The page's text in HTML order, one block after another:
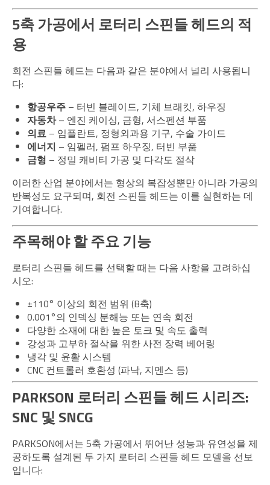
5축 가공에서 로터리 스핀들 헤드의 적
용
회전 스핀들 헤드는 다음과 같은 분야에서 널리 사용됩니
다:
항공우주 – 터빈 블레이드, 기체 브래킷, 하우징
자동차– 엔진 케이싱, 금형, 서스펜션 부품
의료 – 임플란트, 정형외과용 기구, 수술 가이드
에너지 – 임펠러, 펌프 하우징, 터빈 부품
금형 – 정밀 캐비티 가공 및 다각도 절삭
이러한 산업 분야에서는 형상의 복잡성뿐만 아니라 가공의
반복성도 요구되며, 회전 스핀들 헤드는 이를 실현하는 데
기여합니다.
주목해야 할 주요 기능
로터리 스핀들 헤드를 선택할 때는 다음 사항을 고려하십
시오:
±110° 이상의 회전 범위 (B축)
0.001°의 인덱싱 분해능 또는 연속 회전
다양한 소재에 대한 높은 토크 및 속도 출력
강성과 고부하 절삭을 위한 사전 장력 베어링
냉각 및 윤활 시스템
CNC 컨트롤러 호환성 (파낙, 지멘스 등)
PARKSON 로터리 스핀들 헤드 시리즈:
SNC 및 SNCG
PARKSON에서는 5축 가공에서 뛰어난 성능과 유연성을 제
공하도록 설계된 두 가지 로터리 스핀들 헤드 모델을 선보
입니다: